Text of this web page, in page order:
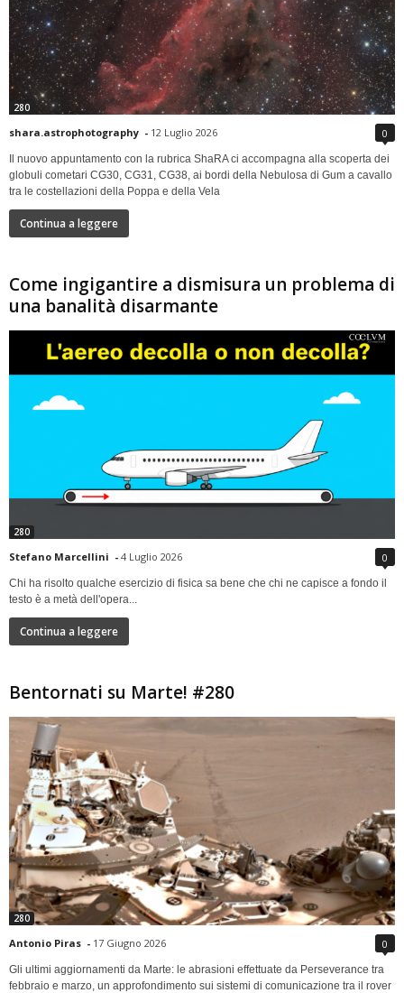
280
shara.astrophotography - 12 Luglio 2026 0
Il nuovo appuntamento con la rubrica ShaRA ci accompagna alla scoperta dei
globuli cometari CG30, CG31, CG38, ai bordi della Nebulosa di Gum a cavallo
tra le costellazioni della Poppa e della Vela
Continua a leggere
Come ingigantire a dismisura un problema di
una banalità disarmante
280
Stefano Marcellini - 4 Luglio 2026 0
Chi ha risolto qualche esercizio di fisica sa bene che chi ne capisce a fondo il
testo è a metà dell'opera...
Continua a leggere
Bentornati su Marte! #280
280
Antonio Piras - 17 Giugno 2026 0
Gli ultimi aggiornamenti da Marte: le abrasioni effettuate da Perseverance tra
febbraio e marzo, un approfondimento sui sistemi di comunicazione tra il rover